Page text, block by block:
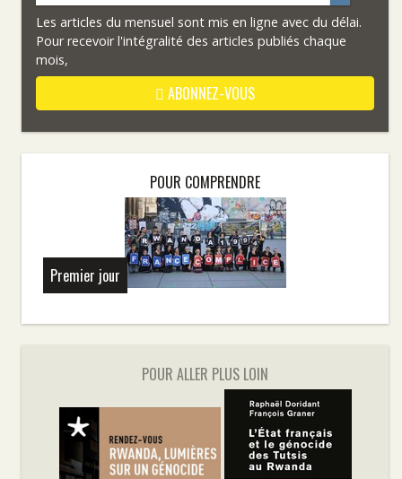
Les articles du mensuel sont mis en ligne avec du délai.
Pour recevoir l'intégralité des articles publiés chaque
mois,
ABONNEZ-VOUS
POUR COMPRENDRE
Premier jour
POUR ALLER PLUS LOIN